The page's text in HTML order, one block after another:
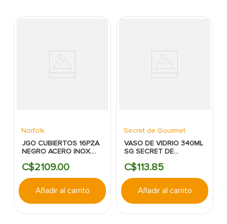
Norfolk
JGO CUBIERTOS 16PZA
NEGRO ACERO INOX.
C$2109.00
Añadir al carrito
Secret de Gourmet
VASO DE VIDRIO 340ML
SG SECRET DE
C$113.85
Añadir al carrito